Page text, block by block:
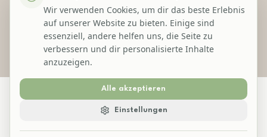
Wir verwenden Cookies, um dir das beste Erlebnis
auf unserer Website zu bieten. Einige sind
essenziell, andere helfen uns, die Seite zu
verbessern und dir personalisierte Inhalte
anzuzeigen.
Alle akzeptieren
Einstellungen
Lecom Handels GmbH
* Alle Preise inkl. gesetzl. Mehrwertsteuer zzgl. Versandkosten und ggf.
Nachnahmegebühren, wenn nicht anders angegeben.